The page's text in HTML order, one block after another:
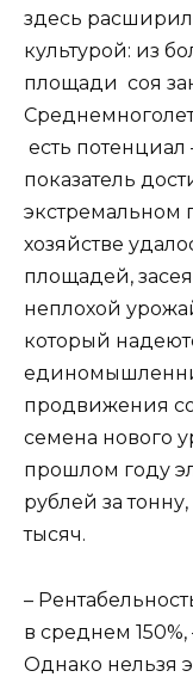
здесь
культурой: из
площади соя
есть
показатель
экстремальном
хозяйстве
площадей,
неплохой
который
продвижения
семена нового
прошлом году
рублей за
тысяч.
–
в среднем
Однако нельзя